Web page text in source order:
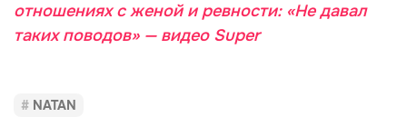
отношениях с женой и ревности: «Не давал
таких поводов» — видео Super
NATAN